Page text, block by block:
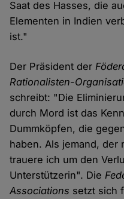
Saat des Hasses, die
Elementen in Indien
ist."
Der Präsident der
Rationalisten-
schreibt: "Die
durch Mord ist das
Dummköpfen, die
haben. Als jemand, der
trauere ich um den
Unterstützerin". Die
Associations setzt sich